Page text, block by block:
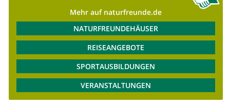
Mehr auf naturfreunde.de
NATURFREUNDEHÄUSER
REISEANGEBOTE
SPORTAUSBILDUNGEN
VERANSTALTUNGEN